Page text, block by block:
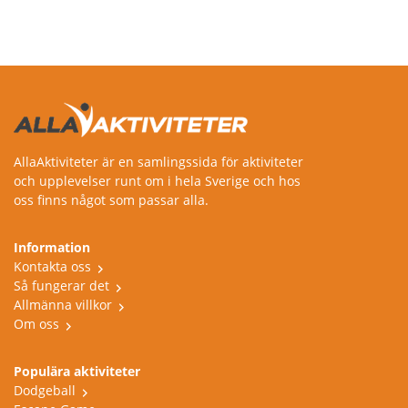
Skövde
Sundsvall
Varberg
Östersund
Borlänge
Lund
AllaAktiviteter är en samlingssida för aktiviteter
och upplevelser runt om i hela Sverige och hos
oss finns något som passar alla.
Information
Kontakta oss
Så fungerar det
Allmänna villkor
Om oss
Populära aktiviteter
Dodgeball